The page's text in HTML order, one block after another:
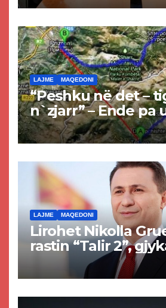
LAJME MAQEDONI
“Peshku në det –
n`zjarr” – Ende pa
projekti i tunelit,
Tetovës nis
LAJME MAQEDONI
Lirohet Nikolla
rastin “Talir 2”,
akuzat për
paligjshëm të